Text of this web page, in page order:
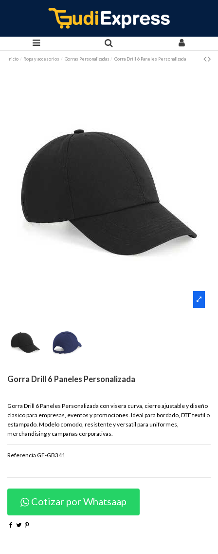
Inicio Ropa y accesorios Gorras Personalizadas Gorra Drill 6 Paneles Personalizada
Gorra Drill 6 Paneles Personalizada
Gorra Drill 6 Paneles Personalizada con visera curva, cierre ajustable y diseño
clasico para empresas, eventos y promociones. Ideal para bordado, DTF textil o
estampado. Modelo comodo, resistente y versatil para uniformes,
merchandising y campañas corporativas.
Referencia GE-GB341
Cotizar por Whatsaap